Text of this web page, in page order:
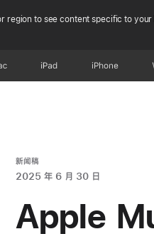
region to see content specific to your
iPad iPhone
新闻稿
2025 年 6 月 30 日
Apple